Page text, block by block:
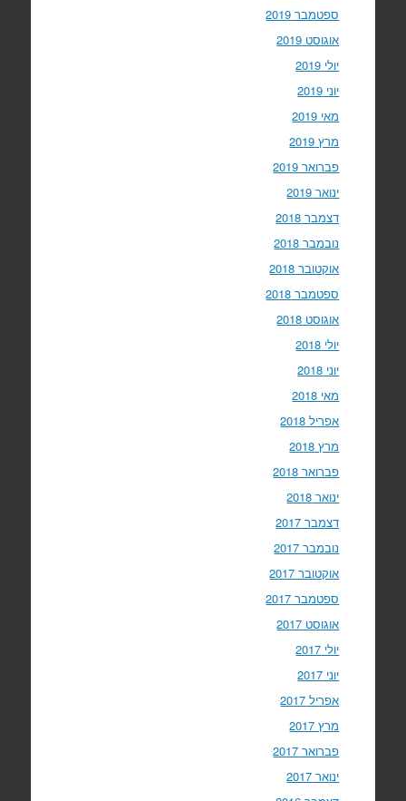
ספטמבר 2019
אוגוסט 2019
יולי 2019
יוני 2019
מאי 2019
מרץ 2019
פברואר 2019
ינואר 2019
דצמבר 2018
נובמבר 2018
אוקטובר 2018
ספטמבר 2018
אוגוסט 2018
יולי 2018
יוני 2018
מאי 2018
אפריל 2018
מרץ 2018
פברואר 2018
ינואר 2018
דצמבר 2017
נובמבר 2017
אוקטובר 2017
ספטמבר 2017
אוגוסט 2017
יולי 2017
יוני 2017
אפריל 2017
מרץ 2017
פברואר 2017
ינואר 2017